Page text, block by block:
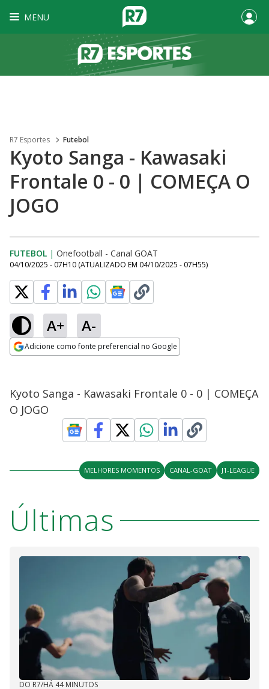
MENU
R7 Esportes Futebol
Kyoto Sanga - Kawasaki
Frontale 0 - 0 | COMEÇA O
JOGO
FUTEBOL | Onefootball - Canal GOAT
04/10/2025 - 07H10 (ATUALIZADO EM 04/10/2025 - 07H55)
A+ A-
Adicione como fonte preferencial no Google
Kyoto Sanga - Kawasaki Frontale 0 - 0 | COMEÇA
O JOGO
MELHORES MOMENTOS CANAL-GOAT J1-LEAGUE
Últimas
DO R7/HÁ 44 MINUTOS